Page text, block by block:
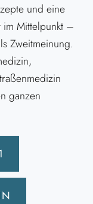
und eine
im Mittelpunkt –
Zweitmeinung.
ganzen